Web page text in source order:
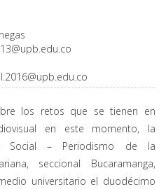
los retos que se tienen en
en este momento, la
Social – Periodismo de la
seccional Bucaramanga,
universitario el duodécimo